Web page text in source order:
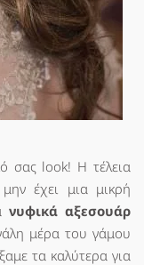
σας lοοk! Η τέλεια
έχει μια μικρή
νυφικά αξεσουάρ
μέρα του γάμου
τα καλύτερα για